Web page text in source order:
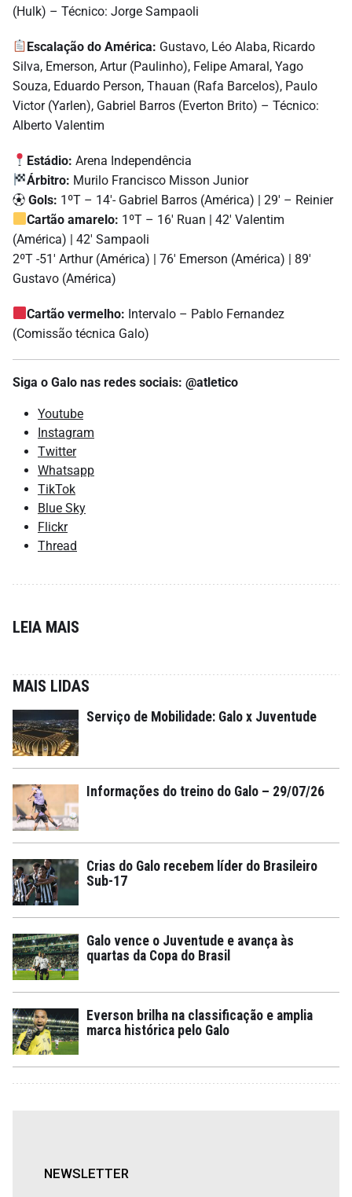
(Hulk) – Técnico: Jorge Sampaoli
Escalação do América: Gustavo, Léo Alaba, Ricardo
Silva, Emerson, Artur (Paulinho), Felipe Amaral, Yago
Souza, Eduardo Person, Thauan (Rafa Barcelos), Paulo
Victor (Yarlen), Gabriel Barros (Everton Brito) – Técnico:
Alberto Valentim
Estádio: Arena Independência
Árbitro: Murilo Francisco Misson Junior
⚽︎ Gols: 1ºT – 14′- Gabriel Barros (América) | 29′ – Reinier
Cartão amarelo: 1ºT – 16′ Ruan | 42′ Valentim
(América) | 42′ Sampaoli
2ºT -51′ Arthur (América) | 76′ Emerson (América) | 89′
Gustavo (América)
Cartão vermelho: Intervalo – Pablo Fernandez
(Comissão técnica Galo)
Siga o Galo nas redes sociais: @atletico
Youtube
Instagram
Twitter
Whatsapp
TikTok
Blue Sky
Flickr
Thread
LEIA MAIS
MAIS LIDAS
Serviço de Mobilidade: Galo x Juventude
Informações do treino do Galo – 29/07/26
Crias do Galo recebem líder do Brasileiro
Sub-17
Galo vence o Juventude e avança às
quartas da Copa do Brasil
Everson brilha na classificação e amplia
marca histórica pelo Galo
NEWSLETTER